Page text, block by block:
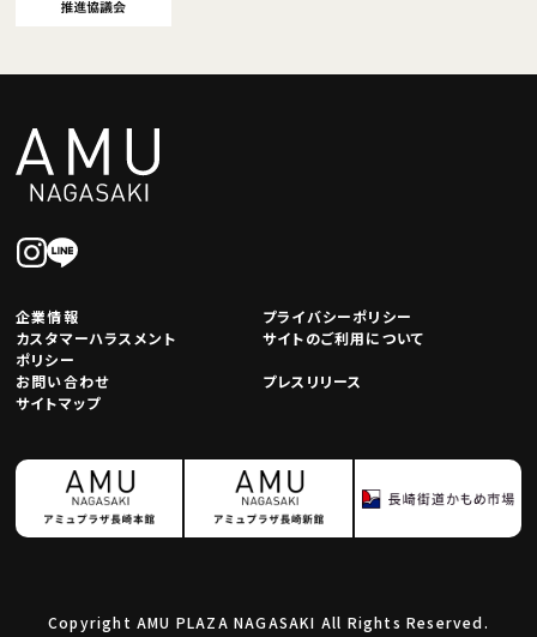
企業情報
プライバシーポリシー
カスタマーハラスメント
ポリシー
サイトのご利用について
お問い合わせ
プレスリリース
サイトマップ
Copyright AMU PLAZA NAGASAKI All Rights Reserved.